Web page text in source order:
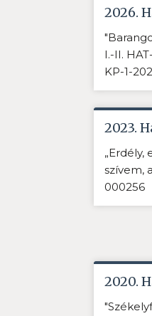
2026.
I.-II.
KP-1-
2023.
szívem,
000256
2020.